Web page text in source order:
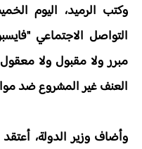
وكتب الرميد، اليوم
التواصل الاجتماعي
مبرر ولا مقبول ولا
العنف غير المشروع ضد
وأضاف وزير الدولة،